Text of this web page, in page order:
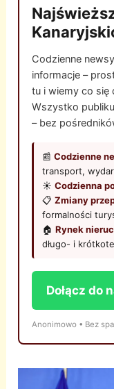
Codzienne
informacje –
tu i wiemy co się
Wszystko
– bez
📰Codzienne
transport,
☀️Codzienna
📋Zmiany
formalności
🏠Rynek
długo- i
Dołącz do
Anonimowo • Bez